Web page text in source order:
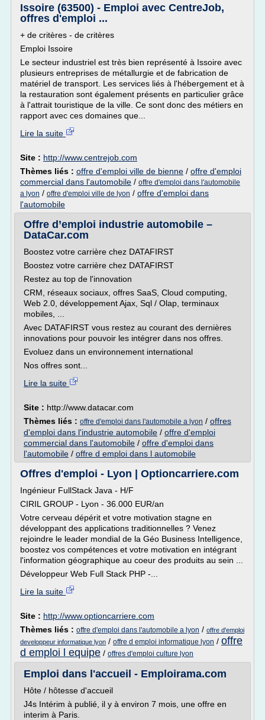
Issoire (63500) - Emploi avec CentreJob,
offres d'emploi ...
+ de critères - de critères
Emploi Issoire
Le secteur industriel est très bien représenté à Issoire avec
plusieurs entreprises de métallurgie et de fabrication de
matériel de transport. Les services liés à l'hébergement et à
la restauration sont également présents en particulier grâce
à l'attrait touristique de la ville. Ce sont donc des métiers en
rapport avec ces domaines que...
Lire la suite
Site : http://www.centrejob.com
Thèmes liés : offre d'emploi ville de bienne / offre d'emploi
commercial dans l'automobile / offre d'emploi dans l'automobile
a lyon / offre d'emploi ville de lyon / offre d'emploi dans
l'automobile
Offre d’emploi industrie automobile –
DataCar.com
Boostez votre carrière chez DATAFIRST
Boostez votre carrière chez DATAFIRST
Restez au top de l'innovation
CRM, réseaux sociaux, offres SaaS, Cloud computing,
Web 2.0, développement Ajax, Sql / Olap, terminaux
mobiles, ...
Avec DATAFIRST vous restez au courant des dernières
innovations pour pouvoir les intégrer dans nos offres.
Evoluez dans un environnement international
Nos offres sont...
Lire la suite
Site : http://www.datacar.com
Thèmes liés : offre d'emploi dans l'automobile a lyon / offres
d'emploi dans l'industrie automobile / offre d'emploi
commercial dans l'automobile / offre d'emploi dans
l'automobile / offre d emploi dans l automobile
Offres d'emploi - Lyon | Optioncarriere.com
Ingénieur FullStack Java - H/F
CIRIL GROUP - Lyon - 36.000 EUR/an
Votre cerveau dépérit et votre motivation stagne en
développant des applications traditionnelles ? Venez
rejoindre le leader mondial de la Géo Business Intelligence,
boostez vos compétences et votre motivation en intégrant
l'information géographique au coeur des produits au sein ...
Développeur Web Full Stack PHP -...
Lire la suite
Site : http://www.optioncarriere.com
Thèmes liés : offre d'emploi dans l'automobile a lyon / offre d'emploi
developpeur informatique lyon / offre d emploi informatique lyon / offre
d emploi l equipe / offres d'emploi culture lyon
Emploi dans l'accueil - Emploirama.com
Hôte / hôtesse d'accueil
J4s Intérim à publié, il y à environ 7 mois, une offre en
interim à Paris.